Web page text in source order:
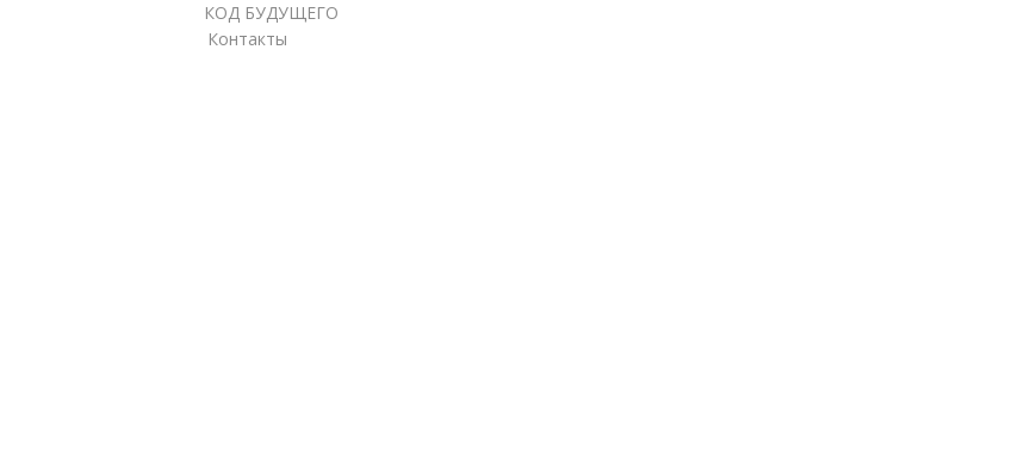
КОД БУДУЩЕГО
Контакты